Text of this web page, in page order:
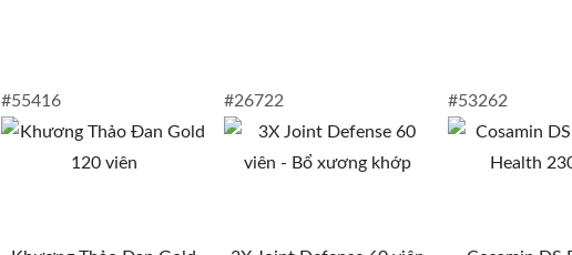
#55416 #26722 #53262